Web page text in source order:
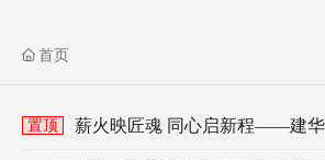
首页
置顶
薪火映匠魂 同心启新程——建